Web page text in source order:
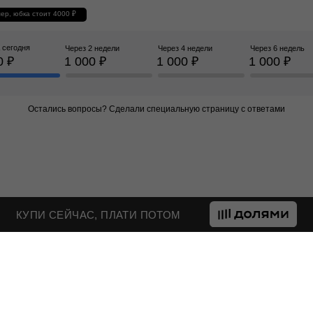
КУПИ СЕЙЧАС, ПЛАТИ ПОТОМ
Остались вопросы? Сделали специальную страницу с ответами
₽ 1 000 ₽
Через 2 недели
1 000 ₽
Через 4 недели
1 000 ₽
Через 6 недель
юбка стоит 4000 ₽